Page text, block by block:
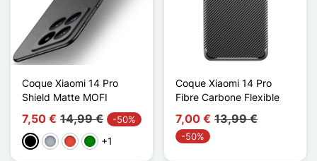
Coque Xiaomi 14 Pro
Shield Matte MOFI
7,50 € 14,99 € -50%
NegroGris RojoVerde
+1
Coque Xiaomi 14 Pro
Fibre Carbone Flexible
7,00 € 13,99 €
-50%